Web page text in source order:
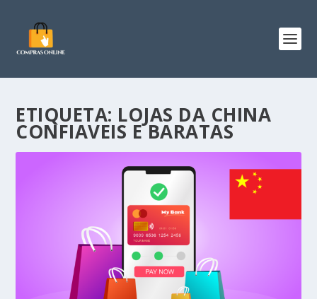
ETIQUETA: LOJAS DA CHINA
CONFIAVEIS E BARATAS